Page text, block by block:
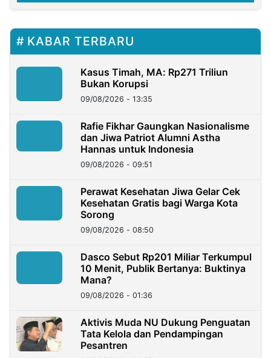
KABAR TERBARU
Kasus Timah, MA: Rp271 Triliun
Bukan Korupsi
09/08/2026 - 13:35
Rafie Fikhar Gaungkan Nasionalisme
dan Jiwa Patriot Alumni Astha
Hannas untuk Indonesia
09/08/2026 - 09:51
Perawat Kesehatan Jiwa Gelar Cek
Kesehatan Gratis bagi Warga Kota
Sorong
09/08/2026 - 08:50
Dasco Sebut Rp201 Miliar Terkumpul
10 Menit, Publik Bertanya: Buktinya
Mana?
09/08/2026 - 01:36
Aktivis Muda NU Dukung Penguatan
Tata Kelola dan Pendampingan
Pesantren